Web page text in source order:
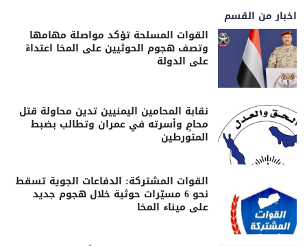
اخبار من القسم
القوات المسلحة تؤكد مواصلة مهامها
وتصف هجوم الحوثيين على المخا اعتداءً
على الدولة
نقابة المحامين اليمنيين تدين محاولة قتل
محامٍ وأسرته في عمران وتطالب بضبط
المتورطين
القوات المشتركة: الدفاعات الجوية تسقط
نحو 6 مسيّرات حوثية خلال هجوم جديد
على ميناء المخا